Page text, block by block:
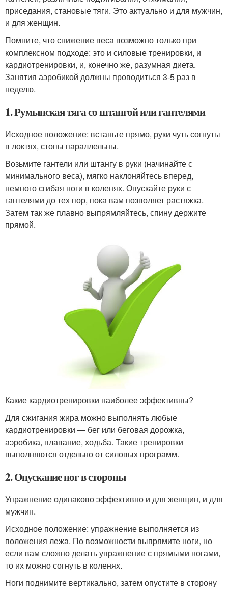
приседания, становые тяги. Это актуально и для мужчин,
и для женщин.
Помните, что снижение веса возможно только при
комплексном подходе: это и силовые тренировки, и
кардиотренировки, и, конечно же, разумная диета.
Занятия аэробикой должны проводиться 3-5 раз в
неделю.
1. Румынская тяга со штангой или гантелями
Исходное положение: встаньте прямо, руки чуть согнуты
в локтях, стопы параллельны.
Возьмите гантели или штангу в руки (начинайте с
минимального веса), мягко наклоняйтесь вперед,
немного сгибая ноги в коленях. Опускайте руки с
гантелями до тех пор, пока вам позволяет растяжка.
Затем так же плавно выпрямляйтесь, спину держите
прямой.
Какие кардиотренировки наиболее эффективны?
Для сжигания жира можно выполнять любые
кардиотренировки — бег или беговая дорожка,
аэробика, плавание, ходьба. Такие тренировки
выполняются отдельно от силовых программ.
2. Опускание ног в стороны
Упражнение одинаково эффективно и для женщин, и для
мужчин.
Исходное положение: упражнение выполняется из
положения лежа. По возможности выпрямите ноги, но
если вам сложно делать упражнение с прямыми ногами,
то их можно согнуть в коленях.
Ноги поднимите вертикально, затем опустите в сторону